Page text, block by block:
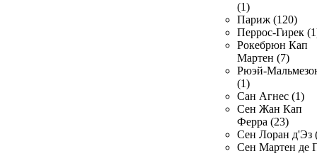
(1)
Париж (120)
Перрос-Гирек
Рокебрюн Кап
Мартен (7)
Рюэй-
(1)
Сан Агнес (1)
Сен Жан Кап
Ферра (23)
Сен Лоран д'Эз
Сен Мартен де